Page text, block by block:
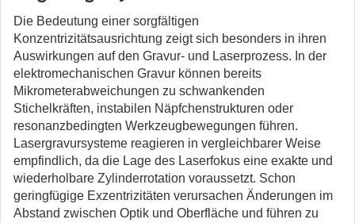
Die Bedeutung einer sorgfältigen
Konzentrizitätsausrichtung zeigt sich besonders in ihren
Auswirkungen auf den Gravur- und Laserprozess. In der
elektromechanischen Gravur können bereits
Mikrometerabweichungen zu schwankenden
Stichelkräften, instabilen Näpfchenstrukturen oder
resonanzbedingten Werkzeugbewegungen führen.
Lasergravursysteme reagieren in vergleichbarer Weise
empfindlich, da die Lage des Laserfokus eine exakte und
wiederholbare Zylinderrotation voraussetzt. Schon
geringfügige Exzentrizitäten verursachen Änderungen im
Abstand zwischen Optik und Oberfläche und führen zu